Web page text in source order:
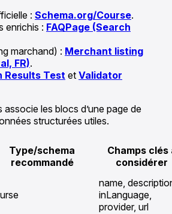
: Schema.org/Course.
enrichis : FAQPage (Search
marchand) : Merchant listing
FR).
Results Test et Validator
associe les blocs d’une page de
structurées utiles.
Type/schema
recommandé
Champs clés
considérer
name,
inLanguage,
provider, url